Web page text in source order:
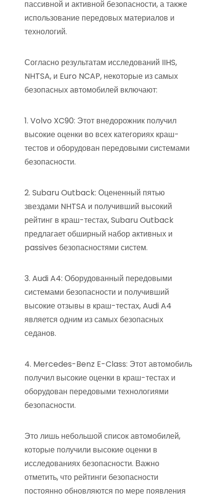
пассивной и активной безопасности, а также
использование передовых материалов и
технологий.
Согласно результатам исследований IIHS,
NHTSA, и Euro NCAP, некоторые из самых
безопасных автомобилей включают:
1. Volvo XC90: Этот внедорожник получил
высокие оценки во всех категориях краш-
тестов и оборудован передовыми системами
безопасности.
2. Subaru Outback: Оцененный пятью
звездами NHTSA и получивший высокий
рейтинг в краш-тестах, Subaru Outback
предлагает обширный набор активных и
passives безопасностями систем.
3. Audi A4: Оборудованный передовыми
системами безопасности и получивший
высокие отзывы в краш-тестах, Audi A4
является одним из самых безопасных
седанов.
4. Mercedes-Benz E-Class: Этот автомобиль
получил высокие оценки в краш-тестах и
оборудован передовыми технологиями
безопасности.
Это лишь небольшой список автомобилей,
которые получили высокие оценки в
исследованиях безопасности. Важно
отметить, что рейтинги безопасности
постоянно обновляются по мере появления